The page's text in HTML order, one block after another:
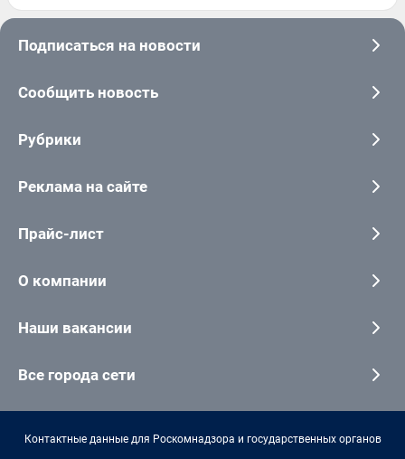
Подписаться на новости
Сообщить новость
Рубрики
Реклама на сайте
Прайс-лист
О компании
Наши вакансии
Все города сети
Контактные данные для Роскомнадзора и государственных органов